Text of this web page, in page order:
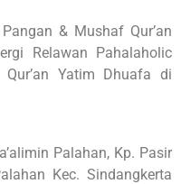
& Mushaf Qur’an
Relawan Pahalaholic
Yatim Dhuafa di
Palahan, Kp. Pasir
Kec. Sindangkerta